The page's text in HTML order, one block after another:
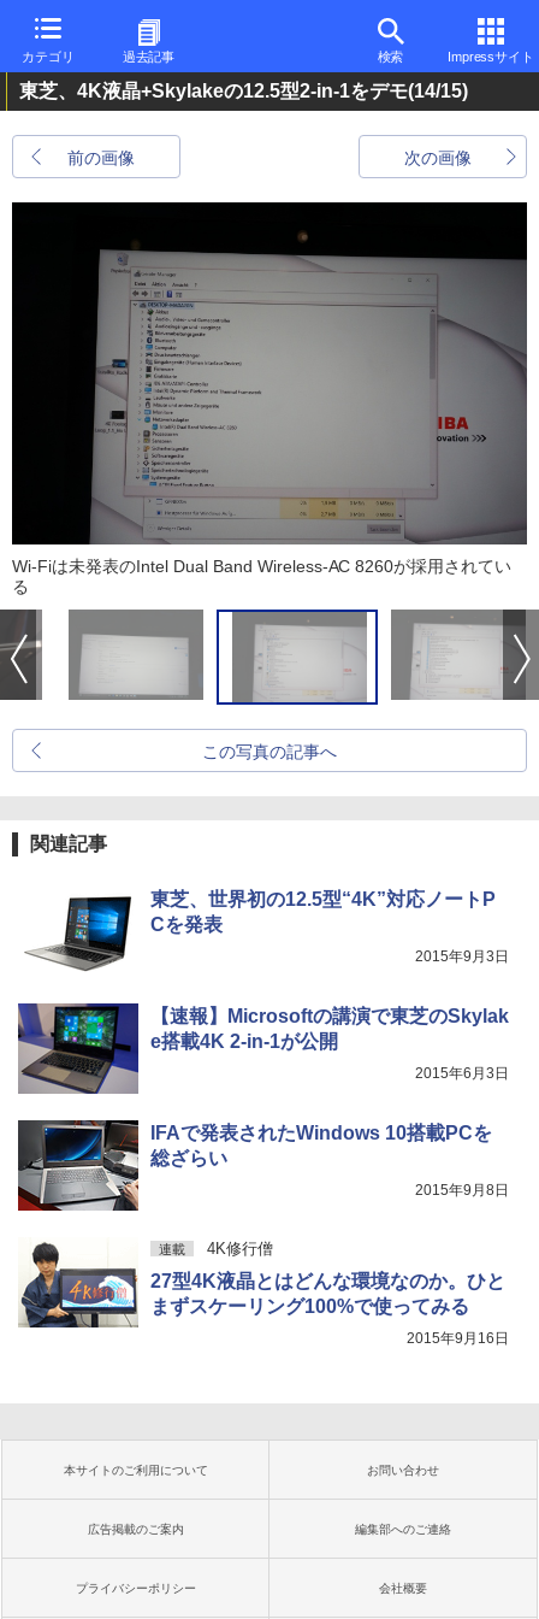
カテゴリ 過去記事 検索 Impressサイト
東芝、4K液晶+Skylakeの12.5型2-in-1をデモ(14/15)
前の画像 次の画像
Wi-Fiは未発表のIntel Dual Band Wireless-AC 8260が採用されてい
る
この写真の記事へ
関連記事
東芝、世界初の12.5型“4K”対応ノートP
Cを発表
2015年9月3日
【速報】Microsoftの講演で東芝のSkylak
e搭載4K 2-in-1が公開
2015年6月3日
IFAで発表されたWindows 10搭載PCを
総ざらい
2015年9月8日
連載 4K修行僧
27型4K液晶とはどんな環境なのか。ひと
まずスケーリング100%で使ってみる
2015年9月16日
本サイトのご利用について お問い合わせ
広告掲載のご案内 編集部へのご連絡
プライバシーポリシー 会社概要